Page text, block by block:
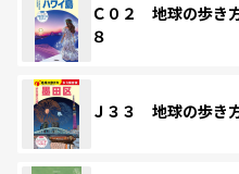
Ｃ０２ 地球の歩き
８
Ｊ３３ 地球の歩き